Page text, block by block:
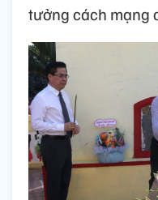
tưởng cách mạng